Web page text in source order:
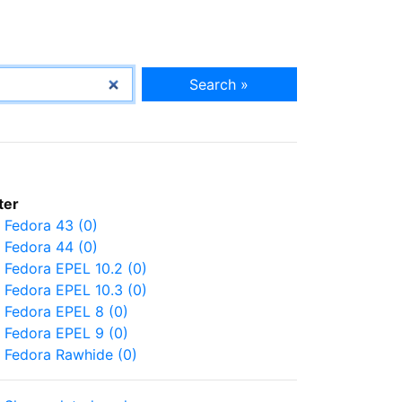
Search »
Fedora 43 (0)
Fedora 44 (0)
Fedora EPEL 10.2 (0)
Fedora EPEL 10.3 (0)
Fedora EPEL 8 (0)
Fedora EPEL 9 (0)
Fedora Rawhide (0)